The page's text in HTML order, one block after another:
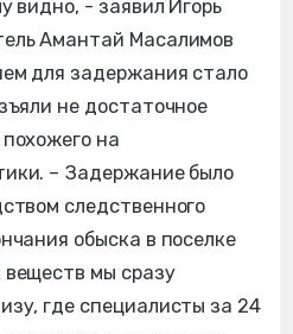
видно, - заявил Игорь
Амантай Масалимов
для задержания стало
не достаточное
на
– Задержание было
следственного
обыска в поселке
мы сразу
где специалисты за 24